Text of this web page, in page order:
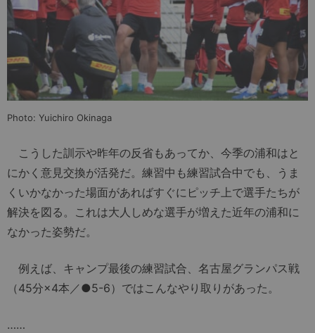
Photo: Yuichiro Okinaga
こうした訓示や昨年の反省もあってか、今季の浦和はと
にかく意見交換が活発だ。練習中も練習試合中でも、うま
くいかなかった場面があればすぐにピッチ上で選手たちが
解決を図る。これは大人しめな選手が増えた近年の浦和に
なかった姿勢だ。
例えば、キャンプ最後の練習試合、名古屋グランパス戦
（45分×4本／●5-6）ではこんなやり取りがあった。
……